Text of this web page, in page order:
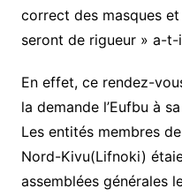
correct des masques
seront de rigueur » a-t-
En effet, ce rendez-
la demande l’Eufbu à
Les entités membres
Nord-Kivu(Lifnoki)
assemblées générales